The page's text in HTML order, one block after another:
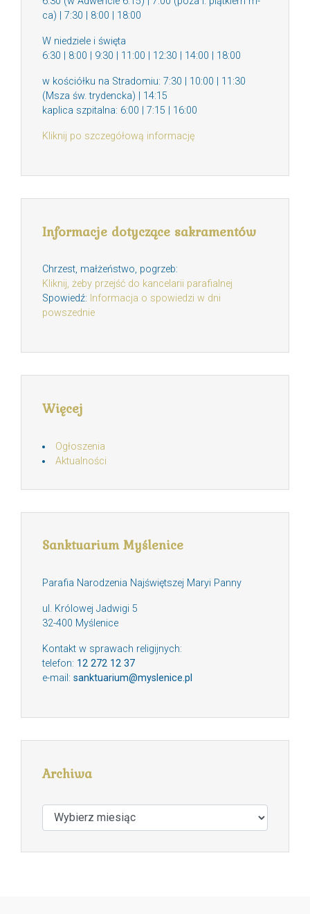
ca) | 7:30 | 8:00 | 18:00
W niedziele i święta
6:30 | 8:00 | 9:30 | 11:00 | 12:30 | 14:00 | 18:00
w kościółku na Stradomiu: 7:30 | 10:00 | 11:30
(Msza św. trydencka) | 14:15
kaplica szpitalna: 6:00 | 7:15 | 16:00
Kliknij po szczegółową informację
Informacje dotyczące sakramentów
Chrzest, małżeństwo, pogrzeb:
Kliknij, żeby przejść do kancelarii parafialnej
Spowiedź: Informacja o spowiedzi w dni
powszednie
Więcej
Ogłoszenia
Aktualności
Sanktuarium Myślenice
Parafia Narodzenia Najświętszej Maryi Panny
ul. Królowej Jadwigi 5
32-400 Myślenice
Kontakt w sprawach religijnych:
telefon: 12 272 12 37
e-mail: sanktuarium@myslenice.pl
Archiwa
Archiwa